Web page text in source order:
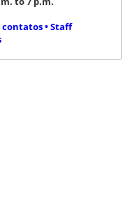
contatos • Staff